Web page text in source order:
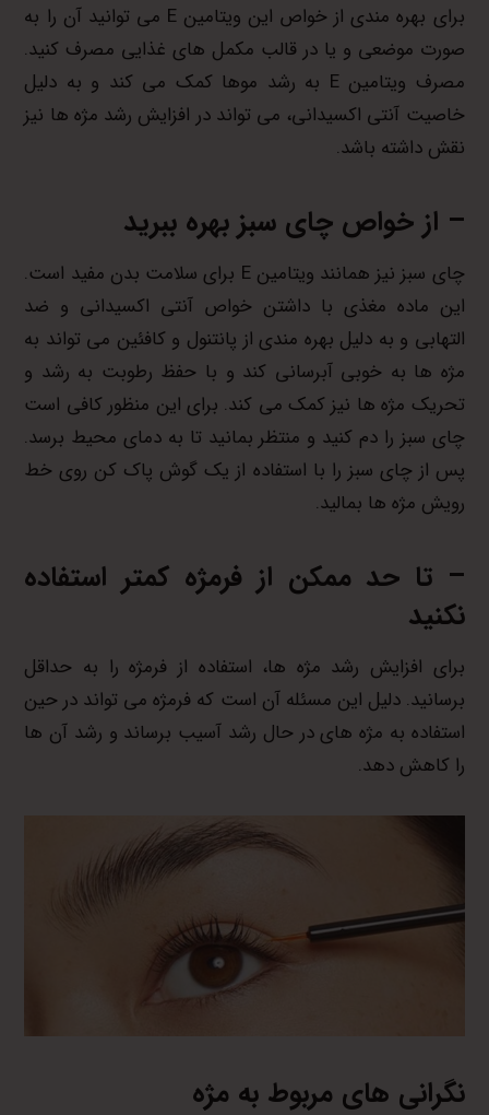
برای بهره مندی از خواص این ویتامین E می توانید آن را به
صورت موضعی و یا در قالب مکمل های غذایی مصرف کنید.
مصرف ویتامین E به رشد موها کمک می کند و به دلیل
خاصیت آنتی اکسیدانی، می تواند در افزایش رشد مژه ها نیز
نقش داشته باشد.
– از خواص چای سبز بهره ببرید
چای سبز نیز همانند ویتامین E برای سلامت بدن مفید است.
این ماده مغذی با داشتن خواص آنتی اکسیدانی و ضد
التهابی و به دلیل بهره مندی از پانتنول و کافئین می تواند به
مژه ها به خوبی آبرسانی کند و با حفظ رطوبت به رشد و
تحریک مژه ها نیز کمک می کند. برای این منظور کافی است
چای سبز را دم کنید و منتظر بمانید تا به دمای محیط برسد.
پس از چای سبز را با استفاده از یک گوش پاک کن روی خط
رویش مژه ها بمالید.
– تا حد ممکن از فرمژه کمتر استفاده
نکنید
برای افزایش رشد مژه ها، استفاده از فرمژه را به حداقل
برسانید. دلیل این مسئله آن است که فرمژه می تواند در حین
استفاده به مژه های در حال رشد آسیب برساند و رشد آن ها
را کاهش دهد.
نگرانی های مربوط به مژه